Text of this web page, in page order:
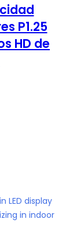
P1.25
HD de
LED display
in indoor